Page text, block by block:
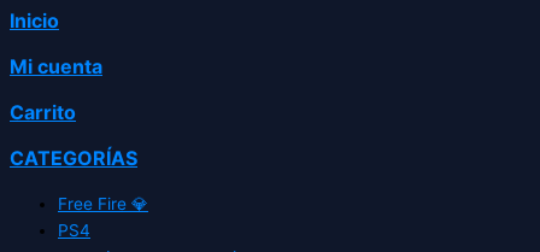
Inicio
Mi cuenta
Carrito
CATEGORÍAS
Free Fire 💎
PS4